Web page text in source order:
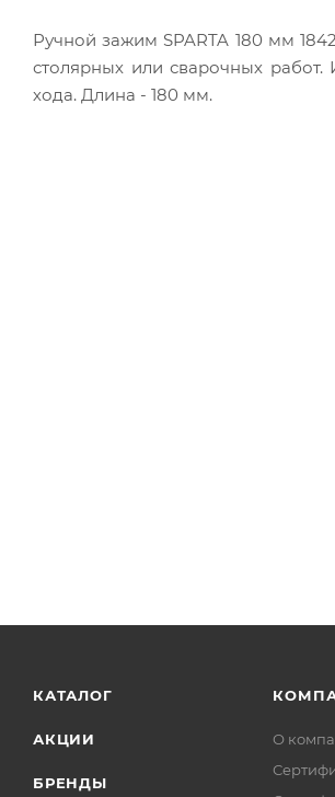
Ручной зажим SPARTA 180 мм
столярных или сварочных работ.
хода. Длина - 180 мм.
КАТАЛОГ
АКЦИИ
БРЕНДЫ
О